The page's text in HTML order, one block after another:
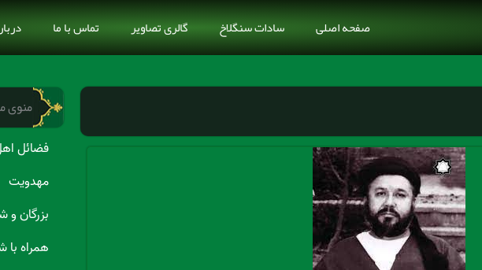
صفحه اصلی سادات سنگلاخ گالری تصاویر تماس با ما
منوی
فضائل
مهدویت
بزرگان
همراه با